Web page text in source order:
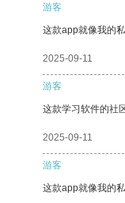
游客
这款app就像我的
2025-09-11
游客
这款学习软件的社
2025-09-11
游客
这款app就像我的